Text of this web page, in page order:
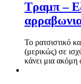
Τραμπ –
Το ρατσιστικό
(μερικώς) σε
κάνει μια